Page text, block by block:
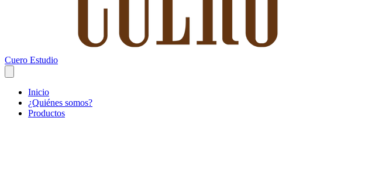
Cuero Estudio
Inicio
¿Quiénes somos?
Productos